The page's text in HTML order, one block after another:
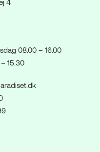
4
08.00 – 16.00
15.30